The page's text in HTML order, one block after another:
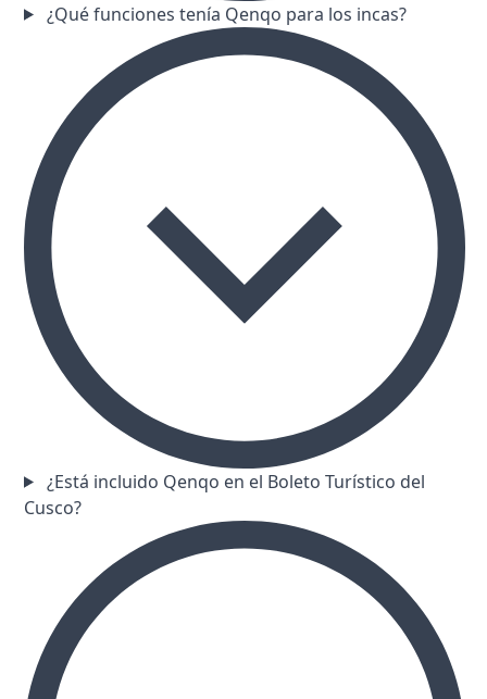
¿Qué funciones tenía Qenqo para los incas?
¿Está incluido Qenqo en el Boleto Turístico del
Cusco?